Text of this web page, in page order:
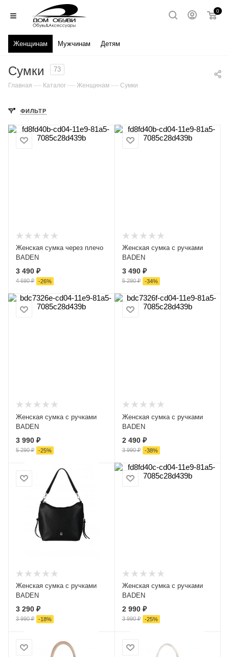
0
Женщинам Мужчинам Детям
Сумки 73
Главная — Каталог — Женщинам — Сумки
ФИЛЬТР
Женская сумка через плечо
BADEN
3 490 ₽
4 690 ₽ -26%
Женская сумка с ручками
BADEN
3 490 ₽
5 290 ₽ -34%
Женская сумка с ручками
BADEN
3 990 ₽
5 290 ₽ -25%
Женская сумка с ручками
BADEN
2 490 ₽
3 990 ₽ -38%
Женская сумка с ручками
BADEN
3 290 ₽
3 990 ₽ -18%
Женская сумка с ручками
BADEN
2 990 ₽
3 990 ₽ -25%